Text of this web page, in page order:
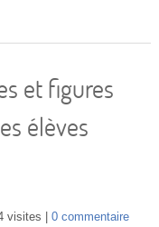
et figures
élèves
visites 0 commentaire